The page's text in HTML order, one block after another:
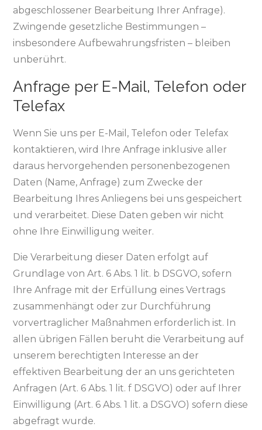
abgeschlossener Bearbeitung Ihrer Anfrage).
Zwingende gesetzliche Bestimmungen –
insbesondere Aufbewahrungsfristen – bleiben
unberührt.
Anfrage per E-Mail, Telefon oder
Telefax
Wenn Sie uns per E-Mail, Telefon oder Telefax
kontaktieren, wird Ihre Anfrage inklusive aller
daraus hervorgehenden personenbezogenen
Daten (Name, Anfrage) zum Zwecke der
Bearbeitung Ihres Anliegens bei uns gespeichert
und verarbeitet. Diese Daten geben wir nicht
ohne Ihre Einwilligung weiter.
Die Verarbeitung dieser Daten erfolgt auf
Grundlage von Art. 6 Abs. 1 lit. b DSGVO, sofern
Ihre Anfrage mit der Erfüllung eines Vertrags
zusammenhängt oder zur Durchführung
vorvertraglicher Maßnahmen erforderlich ist. In
allen übrigen Fällen beruht die Verarbeitung auf
unserem berechtigten Interesse an der
effektiven Bearbeitung der an uns gerichteten
Anfragen (Art. 6 Abs. 1 lit. f DSGVO) oder auf Ihrer
Einwilligung (Art. 6 Abs. 1 lit. a DSGVO) sofern diese
abgefragt wurde.